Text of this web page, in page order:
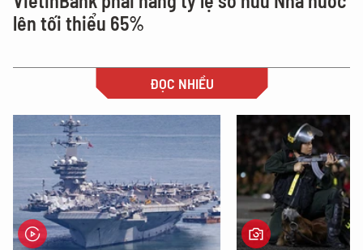
lên tối thiểu 65%
ĐỌC NHIỀU